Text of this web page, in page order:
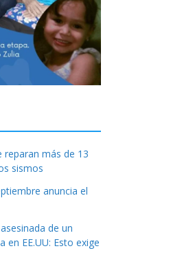
reparan más de 13
sismos
anuncia el
de un
en EE.UU: Esto exige